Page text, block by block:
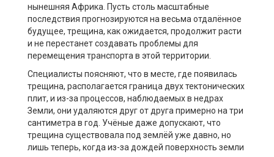
нынешняя Африка. Пусть столь масштабные
последствия прогнозируются на весьма отдалённое
будущее, трещина, как ожидается, продолжит расти
и не перестанет создавать проблемы для
перемещения транспорта в этой территории.
Специалисты поясняют, что в месте, где появилась
трещина, располагается граница двух тектонических
плит, и из-за процессов, наблюдаемых в недрах
Земли, они удаляются друг от друга примерно на три
сантиметра в год. Учёные даже допускают, что
трещина существовала под землёй уже давно, но
лишь теперь, когда из-за дождей поверхность земли